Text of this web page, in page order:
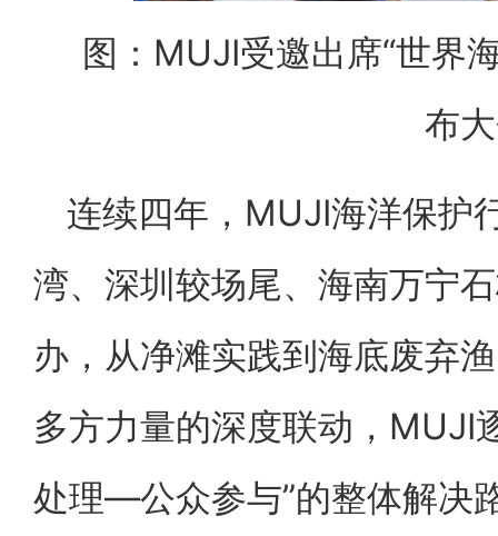
图：MUJI受邀出席“世界
布
连续四年，MUJI海洋保护
湾、深圳较场尾、海南万宁
办，从净滩实践到海底废弃
多方力量的深度联动，
处理—公众参与”的整体解决